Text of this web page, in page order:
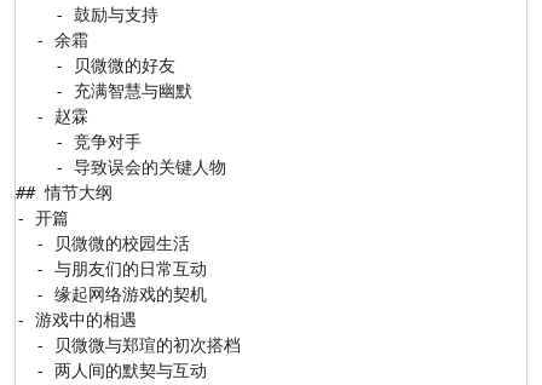
    - 鼓励与支持
  - 余霜
    - 贝微微的好友
    - 充满智慧与幽默
  - 赵霖
    - 竞争对手
    - 导致误会的关键人物
## 情节大纲
- 开篇
  - 贝微微的校园生活
  - 与朋友们的日常互动
  - 缘起网络游戏的契机
- 游戏中的相遇
  - 贝微微与郑瑄的初次搭档
  - 两人间的默契与互动